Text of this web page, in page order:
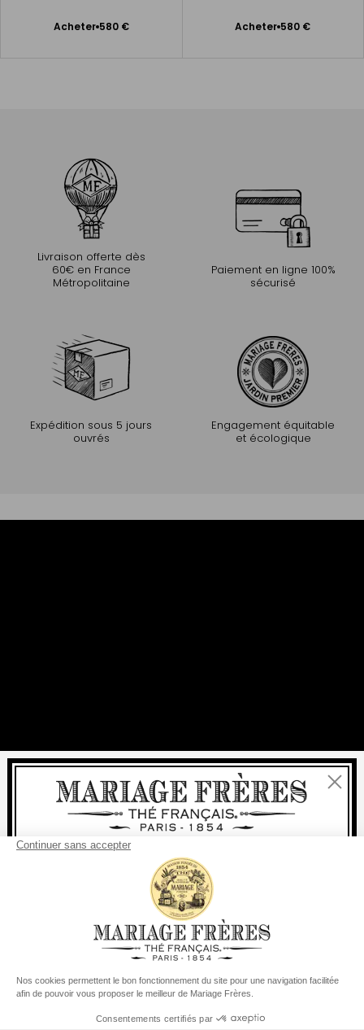
Acheter 580 €
Ajouter
Acheter 580 €
Ajouter
Livraison offerte dès
60€ en France
Métropolitaine
Paiement en ligne 100%
sécurisé
Expédition sous 5 jours
ouvrés
Engagement équitable
et écologique
Fermer
Bienvenue
Pour tout achat, lalivraisonrapide est
à partir de 60 € en France Métropolitaine
à partir de 150 €pour le reste du monde
Votre pays de livraison est défini surEtats-Unis